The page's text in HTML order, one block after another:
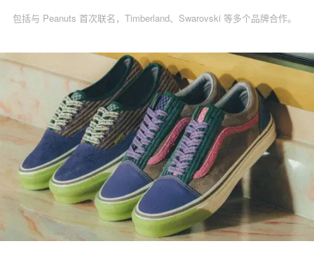
包括与 Peanuts 首次联名，Timberland、Swarovski 等多个品牌合作。